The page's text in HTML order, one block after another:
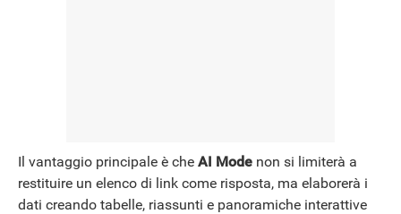
Il vantaggio principale è che AI Mode non si limiterà a
restituire un elenco di link come risposta, ma elaborerà i
dati creando tabelle, riassunti e panoramiche interattive